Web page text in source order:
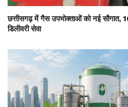
छत्तीसगढ़ में गैस उपभोक्ताओं को नई
डिलीवरी सेवा